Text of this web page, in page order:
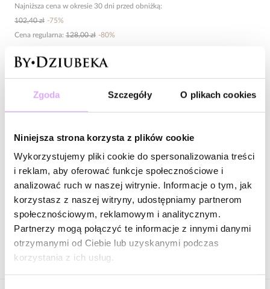
Zgoda Szczegóły O plikach cookies
Niniejsza strona korzysta z plików cookie
Wykorzystujemy pliki cookie do spersonalizowania treści
i reklam, aby oferować funkcje społecznościowe i
analizować ruch w naszej witrynie. Informacje o tym, jak
korzystasz z naszej witryny, udostępniamy partnerom
społecznościowym, reklamowym i analitycznym.
Partnerzy mogą połączyć te informacje z innymi danymi
otrzymanymi od Ciebie lub uzyskanymi podczas
korzystania z ich usług.
Najniższa cena w okresie 30 dni przed obniżką:
102,40 zł -75%
Cena regularna: 128,00 zł -80%
Produkt niedostępny
Powiadom mnie o dostępności mailem.
Powiadom o dostępności
Zapytaj o produkt
Opis produktu